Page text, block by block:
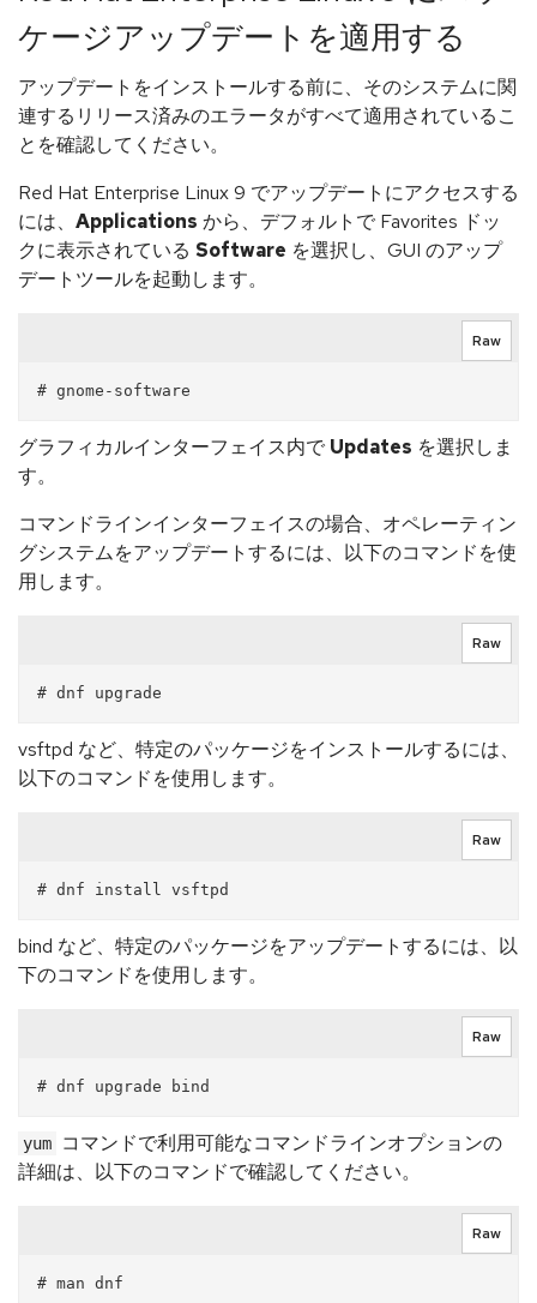
ケージアップデートを適用する
アップデートをインストールする前に、そのシステムに関
連するリリース済みのエラータがすべて適用されているこ
とを確認してください。
Red Hat Enterprise Linux 9 でアップデートにアクセスする
には、 Applications から、デフォルトで Favorites ドッ
クに表示されている Software を選択し、GUI のアップ
デートツールを起動します。
Raw
グラフィカルインターフェイス内で Updates を選択しま
す。
コマンドラインインターフェイスの場合、オペレーティン
グシステムをアップデートするには、以下のコマンドを使
用します。
Raw
vsftpd など、特定のパッケージをインストールするには、
以下のコマンドを使用します。
Raw
bind など、特定のパッケージをアップデートするには、以
下のコマンドを使用します。
Raw
yum
コマンドで利用可能なコマンドラインオプションの
詳細は、以下のコマンドで確認してください。
Raw